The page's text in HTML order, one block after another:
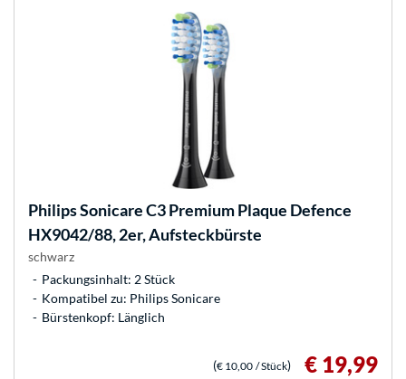
PhilipsSonicare C3 Premium Plaque Defence
HX9042/88, 2er, Aufsteckbürste
schwarz
Packungsinhalt: 2 Stück
Kompatibel zu: Philips Sonicare
Bürstenkopf: Länglich
(€ 10,00 / Stück) € 19,99